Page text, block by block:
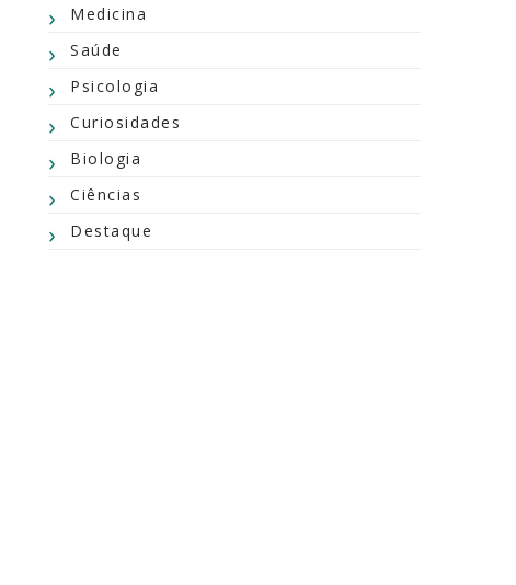
Medicina
Saúde
Psicologia
Curiosidades
Biologia
Ciências
Destaque